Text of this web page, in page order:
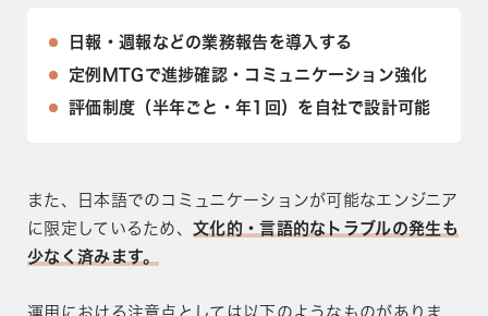
日報・週報などの業務報告を導入する
定例MTGで進捗確認・コミュニケーション強化
評価制度（半年ごと・年1回）を自社で設計可能
また、日本語でのコミュニケーションが可能なエンジニア
に限定しているため、 文化的・言語的なトラブルの発生も
少なく済みます。
運用における注意点としては以下のようなものがありま